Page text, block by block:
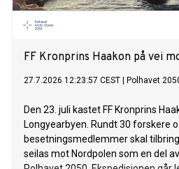
FF Kronprins Haakon på vei
27.7.2026 12:23:57 CEST Polhavet
Den 23. juli kastet FF Kronprins
Longyearbyen. Rundt 30 forskere
besetningsmedlemmer skal
seilas mot Nordpolen som en del